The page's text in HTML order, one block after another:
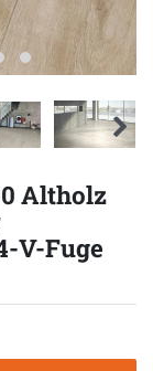
Altholz
V-Fuge